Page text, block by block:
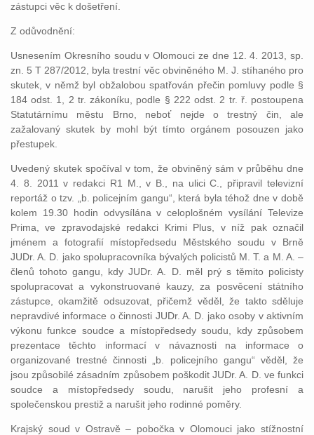
zástupci věc k došetření.
Z odůvodnění:
Usnesením Okresního soudu v Olomouci ze dne 12. 4. 2013, sp.
zn. 5 T 287/2012, byla trestní věc obviněného M. J. stíhaného pro
skutek, v němž byl obžalobou spatřován přečin pomluvy podle §
184 odst. 1, 2 tr. zákoníku, podle § 222 odst. 2 tr. ř. postoupena
Statutárnímu městu Brno, neboť nejde o trestný čin, ale
zažalovaný skutek by mohl být tímto orgánem posouzen jako
přestupek.
Uvedený skutek spočíval v tom, že obviněný sám v průběhu dne
4. 8. 2011 v redakci R1 M., v B., na ulici C., připravil televizní
reportáž o tzv. „b. policejním gangu“, která byla téhož dne v době
kolem 19.30 hodin odvysílána v celoplošném vysílání Televize
Prima, ve zpravodajské redakci Krimi Plus, v níž pak označil
jménem a fotografií místopředsedu Městského soudu v Brně
JUDr. A. D. jako spolupracovníka bývalých policistů M. T. a M. A. –
členů tohoto gangu, kdy JUDr. A. D. měl prý s těmito policisty
spolupracovat a vykonstruované kauzy, za posvěcení státního
zástupce, okamžitě odsuzovat, přičemž věděl, že takto sděluje
nepravdivé informace o činnosti JUDr. A. D. jako osoby v aktivním
výkonu funkce soudce a místopředsedy soudu, kdy způsobem
prezentace těchto informací v návaznosti na informace o
organizované trestné činnosti „b. policejního gangu“ věděl, že
jsou způsobilé zásadním způsobem poškodit JUDr. A. D. ve funkci
soudce a místopředsedy soudu, narušit jeho profesní a
společenskou prestiž a narušit jeho rodinné poměry.
Krajský soud v Ostravě – pobočka v Olomouci jako stížnostní